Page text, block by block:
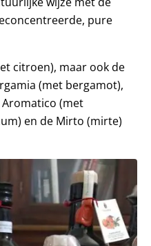
pure
citroen), maar ook de
(met bergamot),
(met
en de Mirto (mirte)